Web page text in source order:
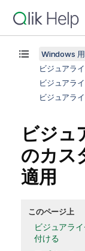
Windows
ビジュアラ
ビジュアラ
ビジュアラ
ビジュ
のカス
適用
このページ上
ビジュアラ
付ける